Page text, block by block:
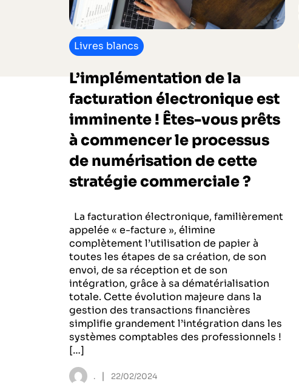
Livres blancs
L’implémentation de la
facturation électronique est
imminente ! Êtes-vous prêts
à commencer le processus
de numérisation de cette
stratégie commerciale ?
La facturation électronique, familièrement
appelée « e-facture », élimine
complètement l’utilisation de papier à
toutes les étapes de sa création, de son
envoi, de sa réception et de son
intégration, grâce à sa dématérialisation
totale. Cette évolution majeure dans la
gestion des transactions financières
simplifie grandement l’intégration dans les
systèmes comptables des professionnels !
[…]
. | 22/02/2024